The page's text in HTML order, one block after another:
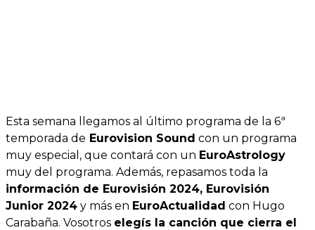
Esta semana llegamos al último programa de la 6ª
temporada de Eurovision Sound con un programa
muy especial, que contará con un EuroAstrology
muy del programa. Además, repasamos toda la
información de Eurovisión 2024, Eurovisión
Junior 2024 y más en EuroActualidad con Hugo
Carabaña. Vosotros elegís la canción que cierra el